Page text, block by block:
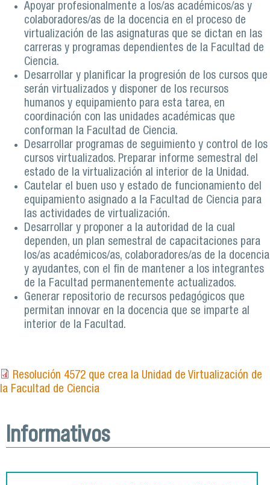
Apoyar profesionalmente a los/as académicos/as y
colaboradores/as de la docencia en el proceso de
virtualización de las asignaturas que se dictan en las
carreras y programas dependientes de la Facultad de
Ciencia.
Desarrollar y planificar la progresión de los cursos que
serán virtualizados y disponer de los recursos
humanos y equipamiento para esta tarea, en
coordinación con las unidades académicas que
conforman la Facultad de Ciencia.
Desarrollar programas de seguimiento y control de los
cursos virtualizados. Preparar informe semestral del
estado de la virtualización al interior de la Unidad.
Cautelar el buen uso y estado de funcionamiento del
equipamiento asignado a la Facultad de Ciencia para
las actividades de virtualización.
Desarrollar y proponer a la autoridad de la cual
dependen, un plan semestral de capacitaciones para
los/as académicos/as, colaboradores/as de la docencia
y ayudantes, con el fin de mantener a los integrantes
de la Facultad permanentemente actualizados.
Generar repositorio de recursos pedagógicos que
permitan innovar en la docencia que se imparte al
interior de la Facultad.
Resolución 4572 que crea la Unidad de Virtualización de
la Facultad de Ciencia
Informativos